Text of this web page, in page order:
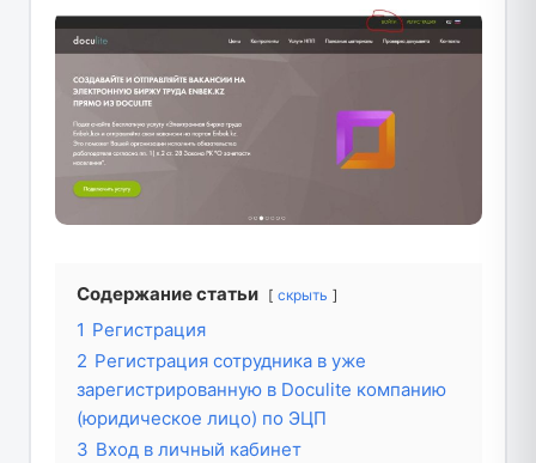
Содержание статьи скрыть
1 Регистрация
2 Регистрация сотрудника в уже
зарегистрированную в Doculite компанию
(юридическое лицо) по ЭЦП
3 Вход в личный кабинет